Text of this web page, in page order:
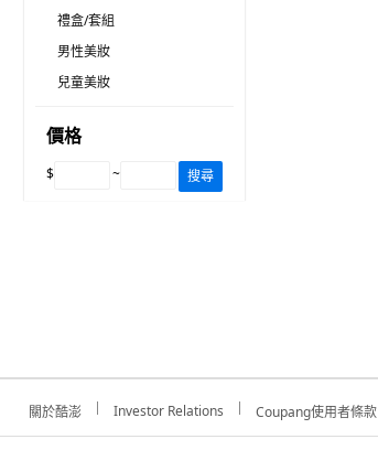
禮盒/套組
男性美妝
兒童美妝
價格
$ ~ 搜尋
關於酷澎 Investor Relations Coupang使用者條款